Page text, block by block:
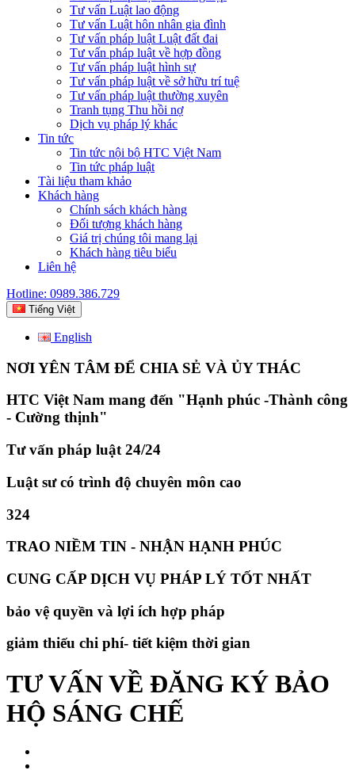
Tư vấn Luật lao động
Tư vấn Luật hôn nhân gia đình
Tư vấn pháp luật Luật đất đai
Tư vấn pháp luật về hợp đồng
Tư vấn pháp luật hình sự
Tư vấn pháp luật về sở hữu trí tuệ
Tư vấn pháp luật thường xuyên
Tranh tụng Thu hồi nợ
Dịch vụ pháp lý khác
Tin tức
Tin tức nội bộ HTC Việt Nam
Tin tức pháp luật
Tài liệu tham khảo
Khách hàng
Chính sách khách hàng
Đối tượng khách hàng
Giá trị chúng tôi mang lại
Khách hàng tiêu biểu
Liên hệ
Hotline: 0989.386.729
Tiếng Việt
English
NƠI YÊN TÂM ĐỂ CHIA SẺ VÀ ỦY THÁC
HTC Việt Nam mang đến "Hạnh phúc -Thành công
- Cường thịnh"
Tư vấn pháp luật 24/24
Luật sư có trình độ chuyên môn cao
324
TRAO NIỀM TIN - NHẬN HẠNH PHÚC
CUNG CẤP DỊCH VỤ PHÁP LÝ TỐT NHẤT
bảo vệ quyền và lợi ích hợp pháp
giảm thiếu chi phí- tiết kiệm thời gian
TƯ VẤN VỀ ĐĂNG KÝ BẢO
HỘ SÁNG CHẾ